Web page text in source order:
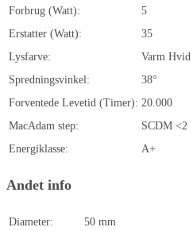
Forbrug (Watt):
5
Erstatter (Watt):
35
Lysfarve:
Varm Hvid
Spredningsvinkel:
38°
Forventede Levetid (Timer): 20.000
MacAdam step:
SCDM <2
Energiklasse:
A+
Andet info
Diameter:
50 mm